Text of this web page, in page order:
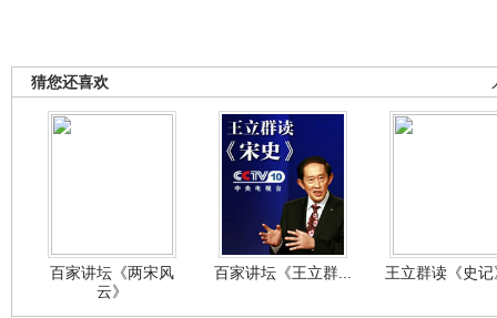
猜您还喜欢
百家讲坛《两宋风
云》
百家讲坛《王立群... 王立群读《史